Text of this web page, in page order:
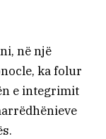
në një
ka folur
e integrimit